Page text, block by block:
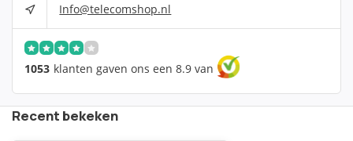
Info@telecomshop.nl
1053 klanten gaven ons een 8.9 van
Recent bekeken